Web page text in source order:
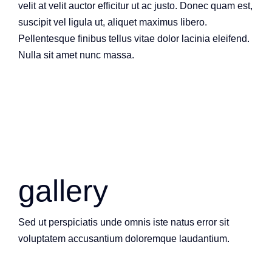
velit at velit auctor efficitur ut ac justo. Donec quam est,
suscipit vel ligula ut, aliquet maximus libero.
Pellentesque finibus tellus vitae dolor lacinia eleifend.
Nulla sit amet nunc massa.
gallery
Sed ut perspiciatis unde omnis iste natus error sit
voluptatem accusantium doloremque laudantium.